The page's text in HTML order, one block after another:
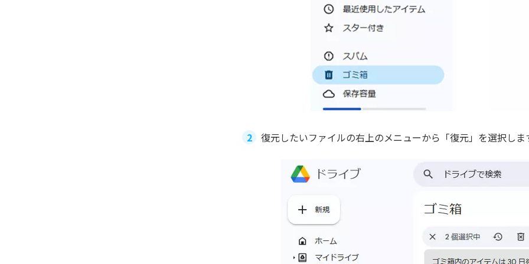
復元したいファイルの右上のメニューから「復元」を選択しま